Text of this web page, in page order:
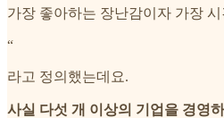
가장 좋아하는 장난감이자 가장
“
라고 정의했는데요.
사실 다섯 개 이상의 기업을 경영